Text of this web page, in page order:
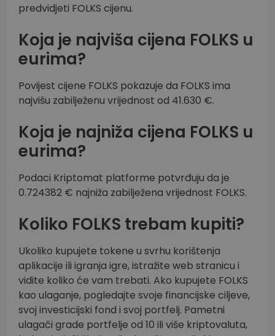
predvidjeti FOLKS cijenu.
Koja je najviša cijena FOLKS u
eurima?
Povijest cijene FOLKS pokazuje da FOLKS ima
najvišu zabilježenu vrijednost od 41.630 €.
Koja je najniža cijena FOLKS u
eurima?
Podaci Kriptomat platforme potvrđuju da je
0.724382 € najniža zabilježena vrijednost FOLKS.
Koliko FOLKS trebam kupiti?
Ukoliko kupujete tokene u svrhu korištenja
aplikacije ili igranja igre, istražite web stranicu i
vidite koliko će vam trebati. Ako kupujete FOLKS
kao ulaganje, pogledajte svoje financijske ciljeve,
svoj investicijski fond i svoj portfelj. Pametni
ulagači grade portfelje od 10 ili više kriptovaluta,